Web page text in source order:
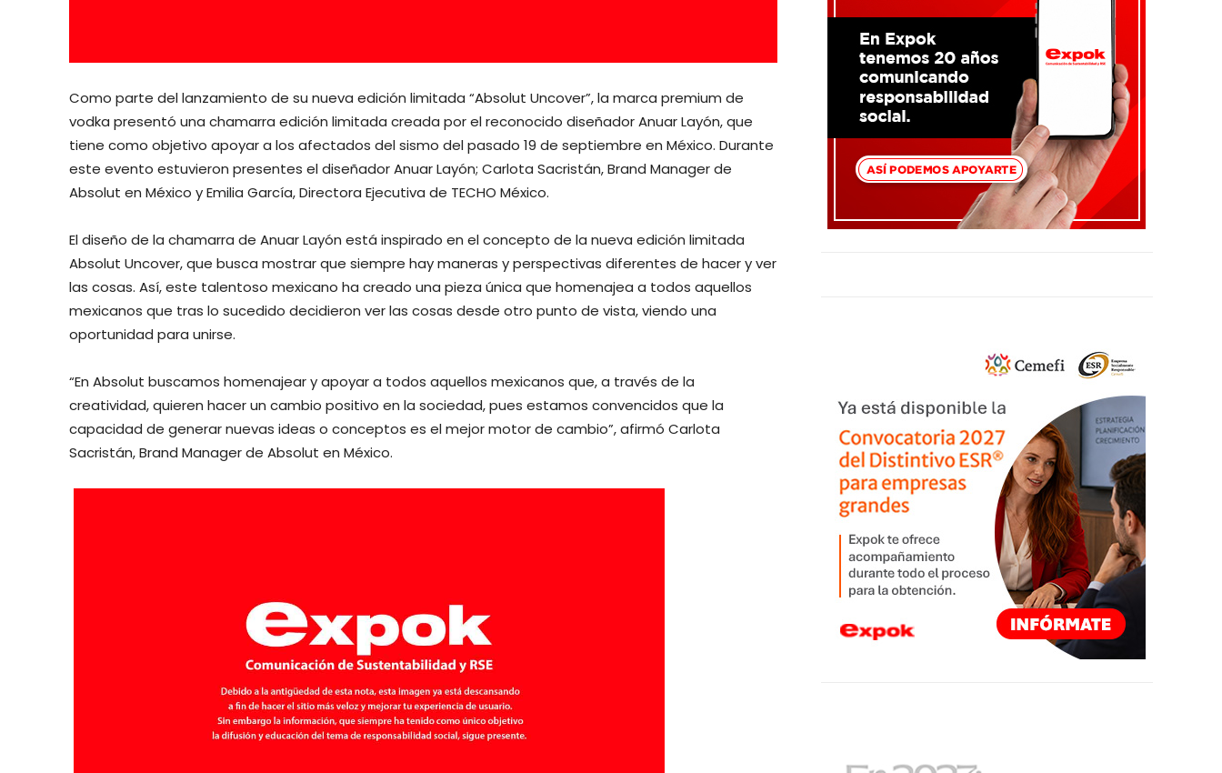
Como parte del lanzamiento de su nueva edición limitada “Absolut Uncover”, la marca premium de
vodka presentó una chamarra edición limitada creada por el reconocido diseñador Anuar Layón, que
tiene como objetivo apoyar a los afectados del sismo del pasado 19 de septiembre en México. Durante
este evento estuvieron presentes el diseñador Anuar Layón; Carlota Sacristán, Brand Manager de
Absolut en México y Emilia García, Directora Ejecutiva de TECHO México.
El diseño de la chamarra de Anuar Layón está inspirado en el concepto de la nueva edición limitada
Absolut Uncover, que busca mostrar que siempre hay maneras y perspectivas diferentes de hacer y ver
las cosas. Así, este talentoso mexicano ha creado una pieza única que homenajea a todos aquellos
mexicanos que tras lo sucedido decidieron ver las cosas desde otro punto de vista, viendo una
oportunidad para unirse.
“En Absolut buscamos homenajear y apoyar a todos aquellos mexicanos que, a través de la
creatividad, quieren hacer un cambio positivo en la sociedad, pues estamos convencidos que la
capacidad de generar nuevas ideas o conceptos es el mejor motor de cambio”, afirmó Carlota
Sacristán, Brand Manager de Absolut en México.